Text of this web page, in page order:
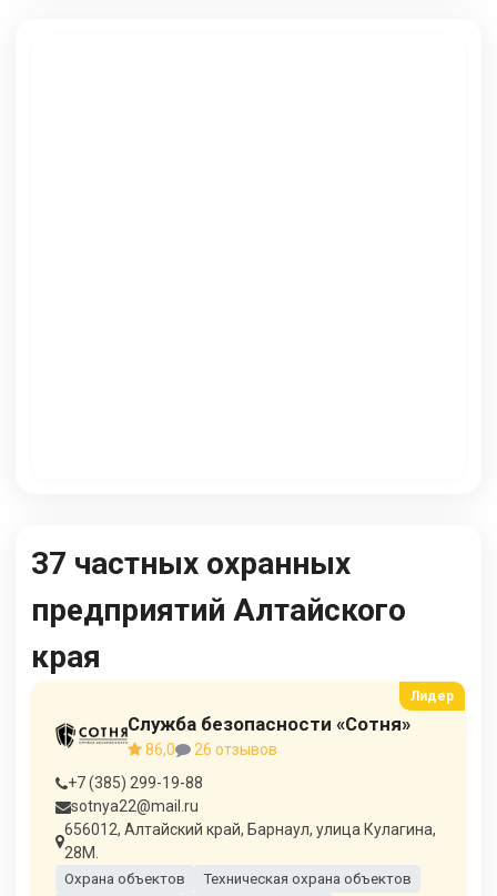
37 частных охранных
предприятий Алтайского
края
Служба безопасности «Сотня»
86,0
26 отзывов
+7 (385) 299-19-88
sotnya22@mail.ru
656012, Алтайский край, Барнаул, улица Кулагина,
28М.
Охрана объектов
Техническая охрана объектов